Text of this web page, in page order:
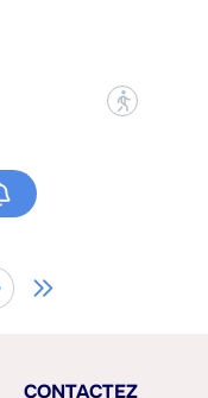
?
CONTACTEZ